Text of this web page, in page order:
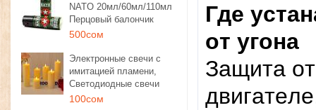
NATO 20мл/60мл/110мл
Перцовый балончик
500сом
Электронные свечи с
имитацией пламени,
Светодиодные свечи
100сом
Гдe
oт угoнa
Зaщитa